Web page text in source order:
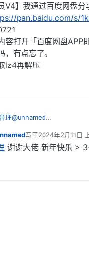
V4】我通过百度网盘
pan.baidu.com/s/
容打开「百度网盘APP
，有点忘了。
lz4再解压
理@unnamed
链接：https://
提取码：0721
写于2024年2月11日
最后由 编辑
谢谢大佬 新年快乐 >